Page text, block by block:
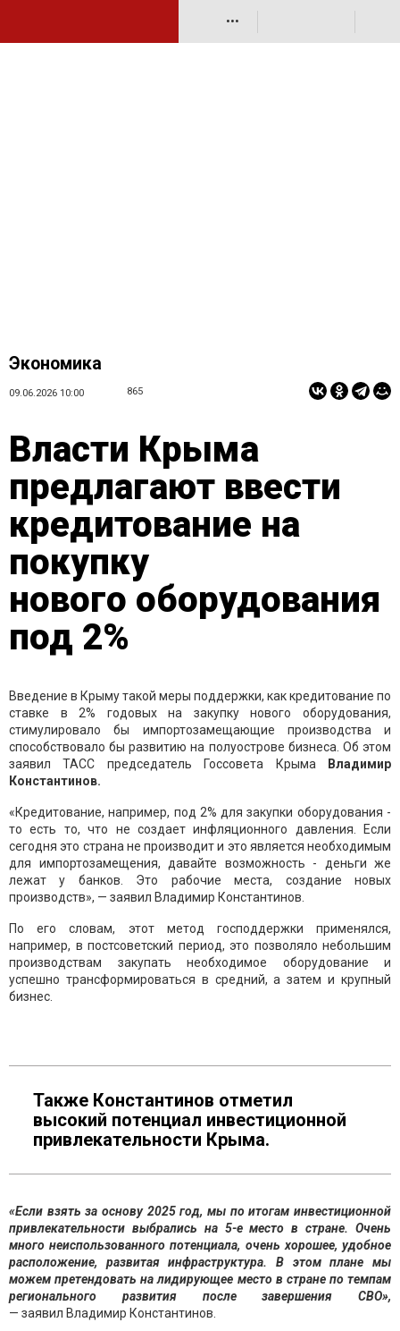
•••
Экономика
09.06.2026 10:00 865
Власти Крыма
предлагают ввести
кредитование на
покупку
нового оборудования
под 2%
Введение в Крыму такой меры поддержки, как кредитование по
ставке в 2% годовых на закупку нового оборудования,
стимулировало бы импортозамещающие производства и
способствовало бы развитию на полуострове бизнеса. Об этом
заявил ТАСС председатель Госсовета Крыма
Владимир
Константинов.
«Кредитование, например, под 2% для закупки оборудования -
то есть то, что не создает инфляционного давления. Если
сегодня это страна не производит и это является необходимым
для импортозамещения, давайте возможность - деньги же
лежат у банков. Это рабочие места, создание новых
производств», — заявил Владимир Константинов.
По его словам, этот метод господдержки применялся,
например, в постсоветский период, это позволяло небольшим
производствам закупать необходимое оборудование и
успешно трансформироваться в средний, а затем и крупный
бизнес.
Также Константинов отметил
высокий потенциал инвестиционной
привлекательности Крыма.
«Если взять за основу 2025 год, мы по итогам инвестиционной
привлекательности выбрались на 5-е место в стране. Очень
много неиспользованного потенциала, очень хорошее, удобное
расположение, развитая инфраструктура. В этом плане мы
можем претендовать на лидирующее место в стране по темпам
регионального развития после завершения СВО»,
— заявил Владимир Константинов.